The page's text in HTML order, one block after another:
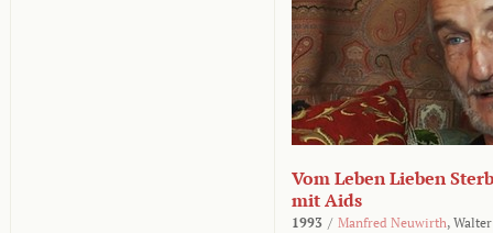
Vom Leben Lieben
mit Aids
1993 / Manfred Neuwirth,